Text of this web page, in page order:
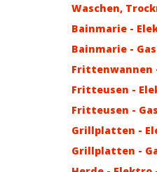
Waschen,
Bainmarie -
Bainmarie -
Frittenwannen
Fritteusen -
Fritteusen -
Grillplatten -
Grillplatten -